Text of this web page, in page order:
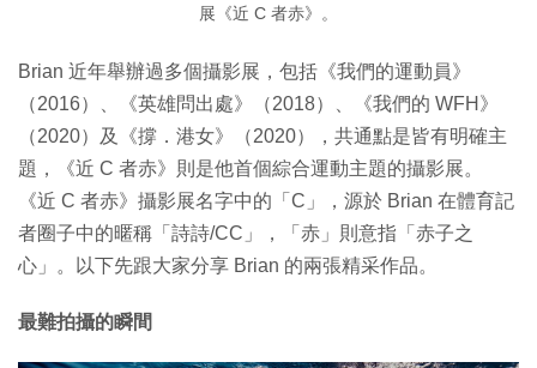
展《近 C 者赤》。
Brian 近年舉辦過多個攝影展，包括《我們的運動員》
（2016）、《英雄問出處》（2018）、《我們的 WFH》
（2020）及《撐．港女》（2020），共通點是皆有明確主
題，《近 C 者赤》則是他首個綜合運動主題的攝影展。
《近 C 者赤》攝影展名字中的「C」，源於 Brian 在體育記
者圈子中的暱稱「詩詩/CC」，「赤」則意指「赤子之
心」。以下先跟大家分享 Brian 的兩張精采作品。
最難拍攝的瞬間